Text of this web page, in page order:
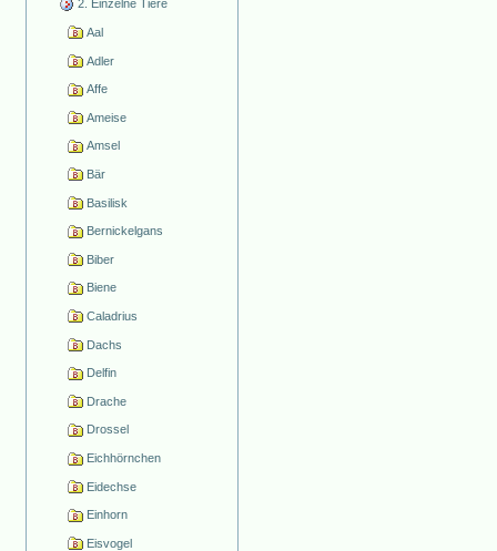
2. Einzelne Tiere
Aal
Adler
Affe
Ameise
Amsel
Bär
Basilisk
Bernickelgans
Biber
Biene
Caladrius
Dachs
Delfin
Drache
Drossel
Eichhörnchen
Eidechse
Einhorn
Eisvogel